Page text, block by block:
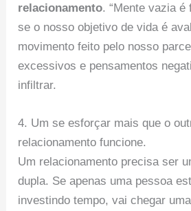
relacionamento. “Mente vazia é
se o nosso objetivo de vida é
movimento feito pelo nosso
excessivos e pensamentos
infiltrar.
4. Um se esforçar mais que o
relacionamento funcione.
Um relacionamento precisa ser
dupla. Se apenas uma pessoa
investindo tempo, vai chegar